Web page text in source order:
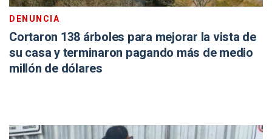
DENUNCIA
Cortaron 138 árboles para mejorar la vista de
su casa y terminaron pagando más de medio
millón de dólares